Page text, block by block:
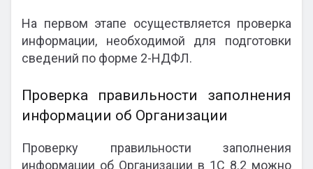
На первом этапе осуществляется проверка
информации, необходимой для подготовки
сведений по форме 2-НДФЛ.
Проверка правильности заполнения
информации об Организации
Проверку правильности заполнения
информации об Организации в 1С 8.2 можно